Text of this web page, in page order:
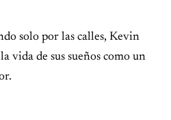
solo por las calles, Kevin
vida de sus sueños como un